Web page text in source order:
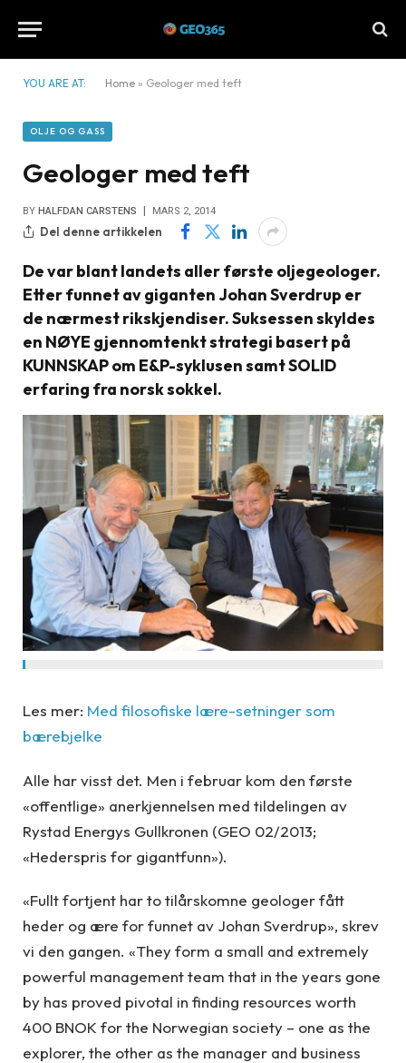
YOU ARE AT: Home » Geologer med teft
OLJE OG GASS
Geologer med teft
BY HALFDAN CARSTENS MARS 2, 2014
Del denne artikkelen
De var blant landets aller første oljegeologer.
Etter funnet av giganten Johan Sverdrup er
de nærmest rikskjendiser. Suksessen skyldes
en NØYE gjennomtenkt strategi basert på
KUNNSKAP om E&P-syklusen samt SOLID
erfaring fra norsk sokkel.
Les mer: Med filosofiske lære-setninger som
bærebjelke
Alle har visst det. Men i februar kom den første
«offentlige» anerkjennelsen med tildelingen av
Rystad Energys Gullkronen (GEO 02/2013;
«Hederspris for gigantfunn»).
«Fullt fortjent har to tilårskomne geologer fått
heder og ære for funnet av Johan Sverdrup», skrev
vi den gangen. «They form a small and extremely
powerful management team that in the years gone
by has proved pivotal in finding resources worth
400 BNOK for the Norwegian society – one as the
explorer, the other as the manager and business